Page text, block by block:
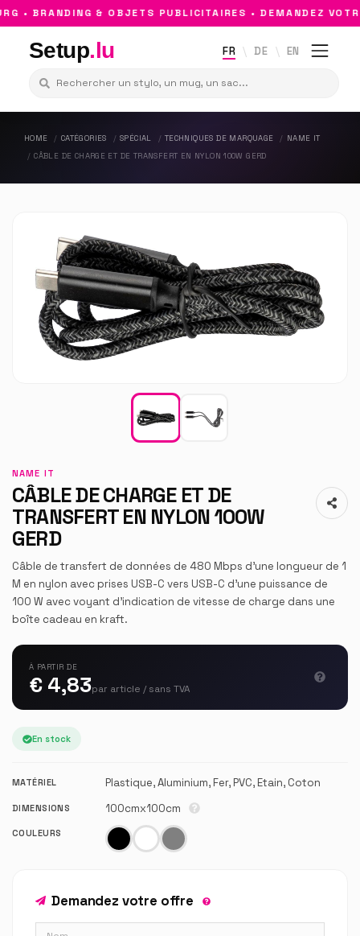
• BRANDING & OBJETS PUBLICITAIRES • DEMANDEZ
Setup.lu FR DE EN
HOME CATÉGORIES SPÉCIAL TECHNIQUES DE MARQUAGE
NAME IT
CÂBLE DE CHARGE ET DE TRANSFERT EN NYLON 100W GERD
NAME IT
CÂBLE DE CHARGE ET DE
TRANSFERT EN NYLON 100W
GERD
Câble de transfert de données de 480 Mbps d'une longueur de 1
M en nylon avec prises USB-C vers USB-C d'une puissance de
100 W avec voyant d'indication de vitesse de charge dans une
boîte cadeau en kraft.
À PARTIR DE
€ 4,83par article / sans TVA
En stock
MATÉRIEL Plastique, Aluminium, Fer, PVC, Etain, Coton
DIMENSIONS 100cmx100cm
COULEURS
Demandez votre offre